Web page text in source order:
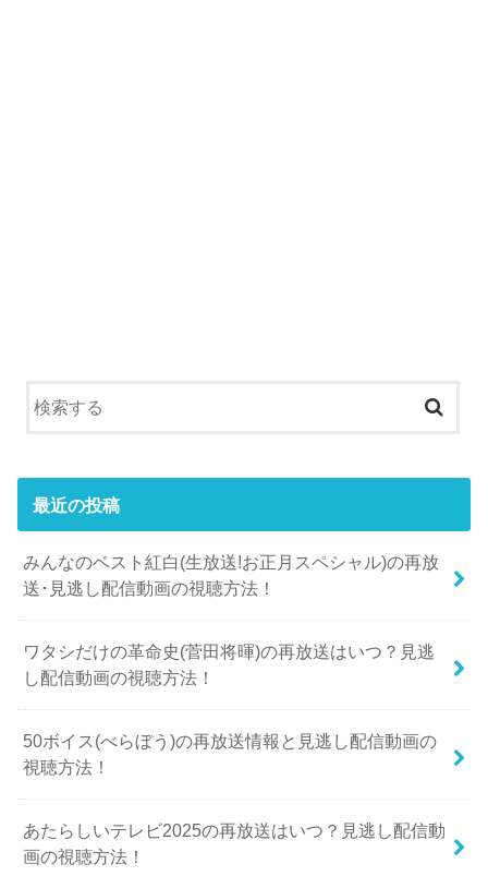
最近の投稿
みんなのベスト紅白(生放送!お正月スペシャル)の再放
送･見逃し配信動画の視聴方法！
ワタシだけの革命史(菅田将暉)の再放送はいつ？見逃
し配信動画の視聴方法！
50ボイス(べらぼう)の再放送情報と見逃し配信動画の
視聴方法！
あたらしいテレビ2025の再放送はいつ？見逃し配信動
画の視聴方法！